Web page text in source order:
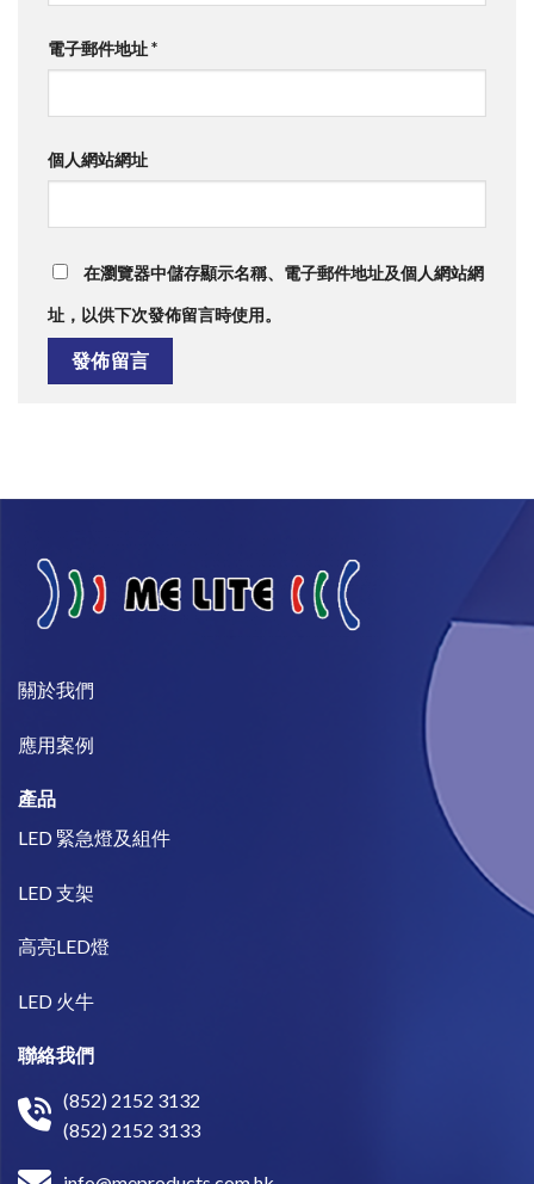
電子郵件地址*
個人網站網址
在瀏覽器中儲存顯示名稱、電子郵件地址及個人網站網
址，以供下次發佈留言時使用。
關於我們​
​應用案例
產品
LED 緊急燈及組件
LED 支架
高亮LED燈
LED 火牛
聯絡我們
(852) 2152 3132
(852) 2152 3133